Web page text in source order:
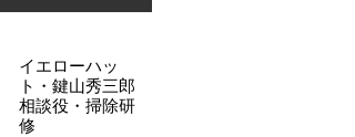
イエローハッ
ト・鍵山秀三郎
相談役・掃除研
修